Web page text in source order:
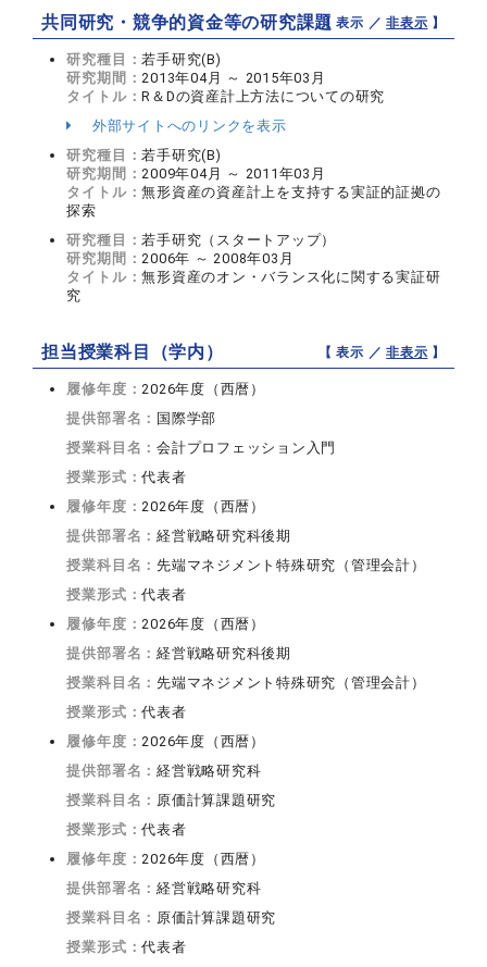
共同研究・競争的資金等の研究課題【 表示 ／非表示 】
研究種目：若手研究(B)
研究期間：2013年04月 ～ 2015年03月
タイトル：R＆Dの資産計上方法についての研究
外部サイトへのリンクを表示
研究種目：若手研究(B)
研究期間：2009年04月 ～ 2011年03月
タイトル：無形資産の資産計上を支持する実証的証拠の
探索
研究種目：若手研究（スタートアップ）
研究期間：2006年 ～ 2008年03月
タイトル：無形資産のオン・バランス化に関する実証研
究
担当授業科目（学内） 【 表示 ／非表示 】
履修年度：2026年度（西暦）
提供部署名： 国際学部
授業科目名：会計プロフェッション入門
授業形式：代表者
履修年度：2026年度（西暦）
提供部署名：経営戦略研究科後期
授業科目名：先端マネジメント特殊研究（管理会計）
授業形式：代表者
履修年度：2026年度（西暦）
提供部署名：経営戦略研究科後期
授業科目名：先端マネジメント特殊研究（管理会計）
授業形式：代表者
履修年度：2026年度（西暦）
提供部署名：経営戦略研究科
授業科目名： 原価計算課題研究
授業形式：代表者
履修年度：2026年度（西暦）
提供部署名：経営戦略研究科
授業科目名： 原価計算課題研究
授業形式：代表者